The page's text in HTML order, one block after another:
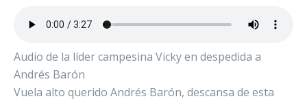
Audio de la líder campesina Vicky en despedida a
Andrés Barón
Vuela alto querido Andrés Barón, descansa de esta